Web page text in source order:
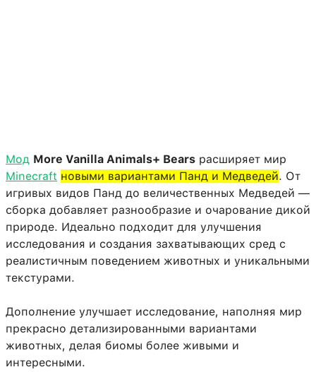
Мод More Vanilla Animals+ Bears расширяет мир
Minecraft новыми вариантами Панд и Медведей. От
игривых видов Панд до величественных Медведей —
сборка добавляет разнообразие и очарование дикой
природе. Идеально подходит для улучшения
исследования и создания захватывающих сред с
реалистичным поведением животных и уникальными
текстурами.
Дополнение улучшает исследование, наполняя мир
прекрасно детализированными вариантами
животных, делая биомы более живыми и
интересными.